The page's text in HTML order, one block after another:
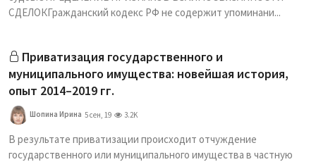
СДЕЛОКГражданский кодекс РФ не содержит упоминани...
Приватизация государственного и
муниципального имущества: новейшая история,
опыт 2014–2019 гг.
Шопина Ирина 5 сен, 19 3.2K
В результате приватизации происходит отчуждение
государственного или муниципального имущества в частную